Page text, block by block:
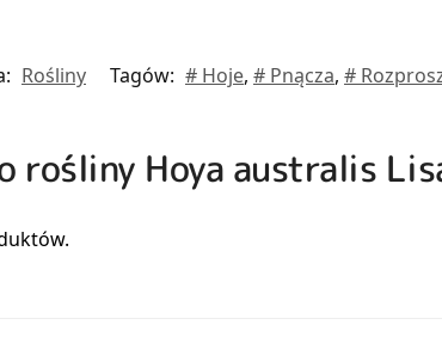
Rośliny Tagów: # Hoje, # Pnącza, #
rośliny Hoya australis